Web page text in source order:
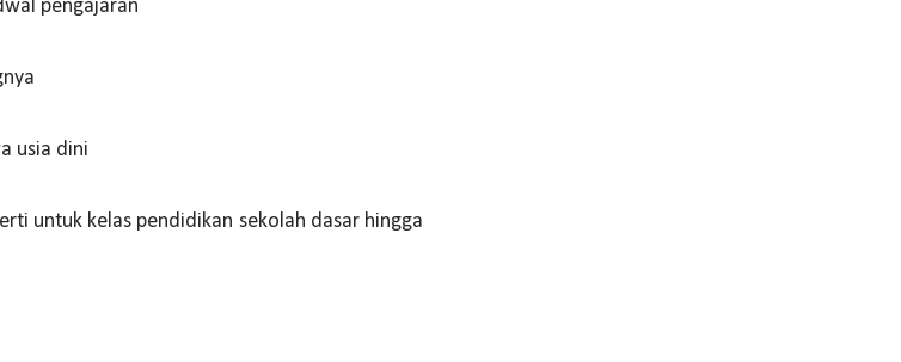
pengajaran
usia dini
untuk kelas pendidikan sekolah dasar hingga